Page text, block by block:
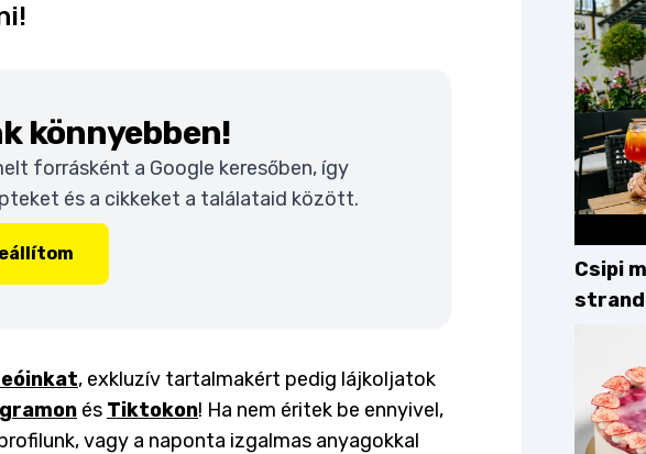
könnyebben!
forrásként a Google keresőben, így
és a cikkeket a találataid között.
, exkluzív tartalmakért pedig lájkoljatok
és Tiktokon! Ha nem éritek be ennyivel,
vagy a naponta izgalmas anyagokkal
Csipi